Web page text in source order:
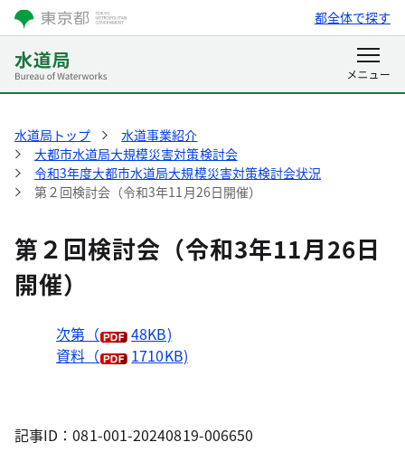
都全体で探す
水道局トップ
水道事業紹介
大都市水道局大規模災害対策検討会
令和3年度大都市水道局大規模災害対策検討会状況
第２回検討会（令和3年11月26日開催）
第２回検討会（令和3年11月26日
開催）
次第（
48KB)
資料（
1710KB)
記事ID：081-001-20240819-006650